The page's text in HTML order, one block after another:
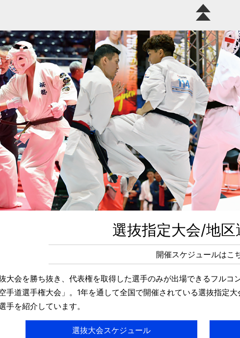
選抜指定大会/地区
開催スケジュールはこ
大会を勝ち抜き、代表権を取得した選手のみが出場できるフル
手道選手権大会」。1年を通して全国で開催されている選抜指定
手を紹介しています。
選抜大会スケジュール